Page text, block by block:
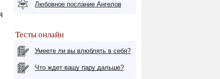
Любовное послание Ангелов
Тесты онлайн
Умеете ли вы влюблять в себя?
Что ждет вашу пару дальше?